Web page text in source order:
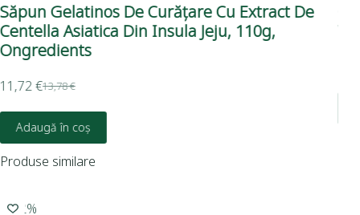
Săpun Gelatinos De Curățare Cu Extract De
Centella Asiatica Din Insula Jeju, 110g,
Ongredients
13,78€
11,72€
Adaugă în coș
Produse similare
-12%